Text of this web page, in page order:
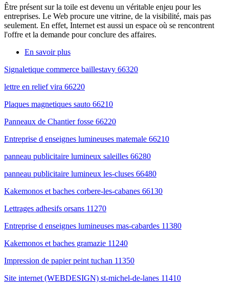
Être présent sur la toile est devenu un véritable enjeu pour les
entreprises. Le Web procure une vitrine, de la visibilité, mais pas
seulement. En effet, Internet est aussi un espace où se rencontrent
l'offre et la demande pour conclure des affaires.
En savoir plus
Signaletique commerce baillestavy 66320
lettre en relief vira 66220
Plaques magnetiques sauto 66210
Panneaux de Chantier fosse 66220
Entreprise d enseignes lumineuses matemale 66210
panneau publicitaire lumineux saleilles 66280
panneau publicitaire lumineux les-cluses 66480
Kakemonos et baches corbere-les-cabanes 66130
Lettrages adhesifs orsans 11270
Entreprise d enseignes lumineuses mas-cabardes 11380
Kakemonos et baches gramazie 11240
Impression de papier peint tuchan 11350
Site internet (WEBDESIGN) st-michel-de-lanes 11410